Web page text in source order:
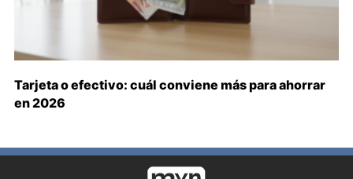
Tarjeta o efectivo: cuál conviene más para ahorrar
en 2026